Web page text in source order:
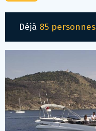
Déjà 85 personnes